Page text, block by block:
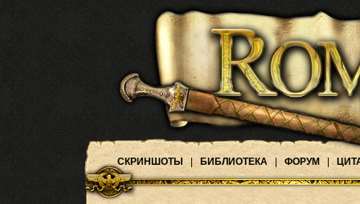
СКРИНШОТЫ БИБЛИОТЕКА ФОРУМ